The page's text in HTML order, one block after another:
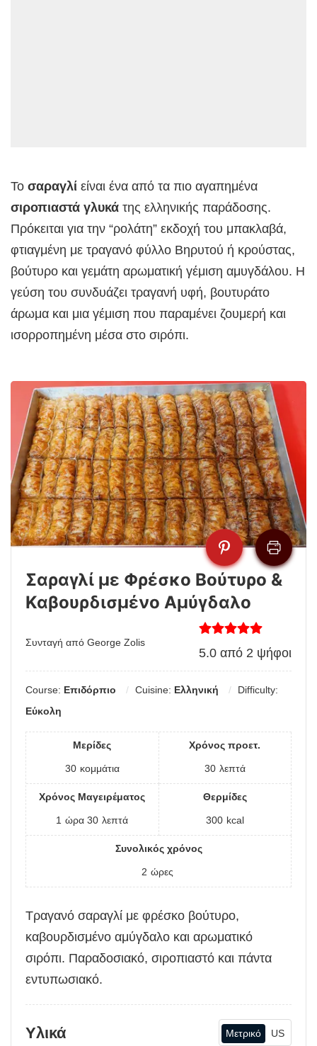
Το σαραγλί είναι ένα από τα πιο αγαπημένα
σιροπιαστά γλυκά της ελληνικής παράδοσης.
Πρόκειται για την “ρολάτη” εκδοχή του μπακλαβά,
φτιαγμένη με τραγανό φύλλο Βηρυτού ή κρούστας,
βούτυρο και γεμάτη αρωματική γέμιση αμυγδάλου. Η
γεύση του συνδυάζει τραγανή υφή, βουτυράτο
άρωμα και μια γέμιση που παραμένει ζουμερή και
ισορροπημένη μέσα στο σιρόπι.
Σαραγλί με Φρέσκο Βούτυρο &
Καβουρδισμένο Αμύγδαλο
Συνταγή από George Zolis
5.0 από 2 ψήφοι
Course: Επιδόρπιο Cuisine: Ελληνική
Difficulty:
Εύκολη
Μερίδες
30 κομμάτια
Χρόνος προετ.
30 λεπτά
Χρόνος Μαγειρέματος
1 ώρα30 λεπτά
Θερμίδες
300 kcal
Συνολικός χρόνος
2 ώρες
Τραγανό σαραγλί με φρέσκο βούτυρο,
καβουρδισμένο αμύγδαλο και αρωματικό
σιρόπι. Παραδοσιακό, σιροπιαστό και πάντα
εντυπωσιακό.
Υλικά Μετρικό US